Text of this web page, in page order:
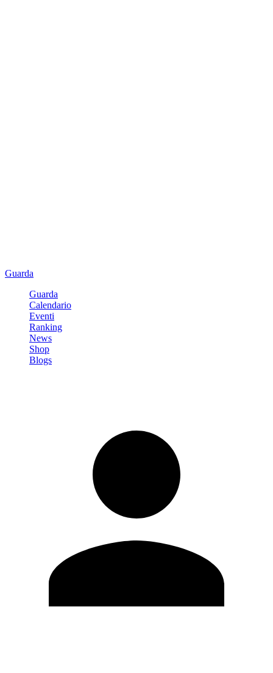
Guarda
Guarda
Calendario
Eventi
Ranking
News
Shop
Blogs